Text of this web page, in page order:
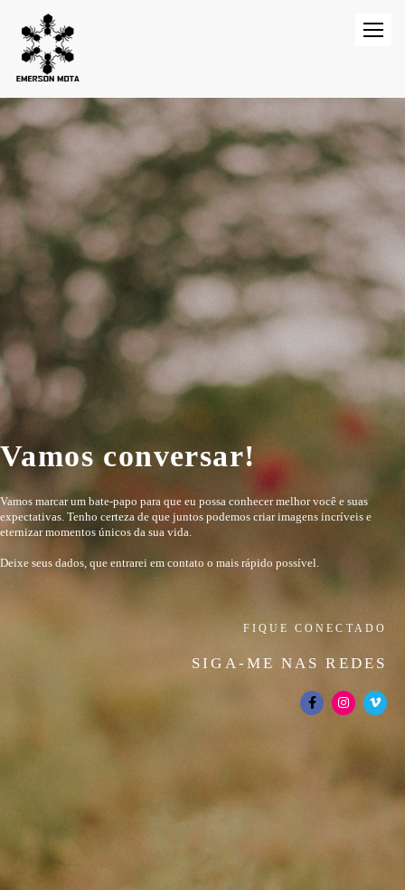
Vamos conversar!
Vamos marcar um bate-papo para que eu possa conhecer melhor você e suas
expectativas. Tenho certeza de que juntos podemos criar imagens incríveis e
eternizar momentos únicos da sua vida.
Deixe seus dados, que entrarei em contato o mais rápido possível.
FIQUE CONECTADO
SIGA-ME NAS REDES